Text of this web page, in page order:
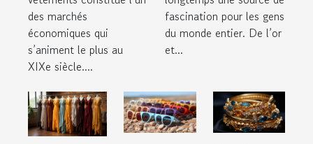
des marchés
économiques qui
s’animent le plus au
XIXe siècle....
fascination pour les gens
du monde entier. De l’or
et...